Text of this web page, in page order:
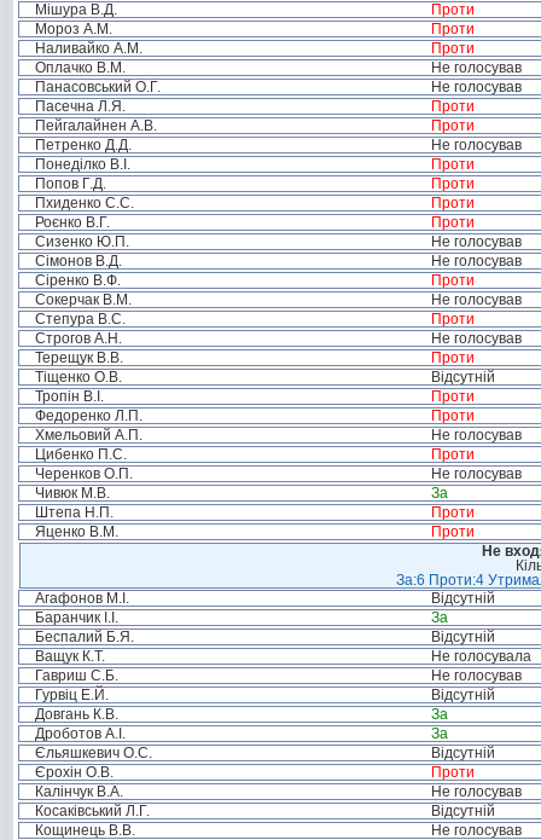
Мішура В.Д.
Проти
Мороз А.М.
Проти
Наливайко А.М.
Проти
Оплачко В.М.
Не голосував
Панасовський О.Г.
Не голосував
Пасечна Л.Я.
Проти
Пейгалайнен А.В.
Проти
Петренко Д.Д.
Не голосував
Понеділко В.І.
Проти
Попов Г.Д.
Проти
Пхиденко С.С.
Проти
Роєнко В.Г.
Проти
Сизенко Ю.П.
Не голосував
Сімонов В.Д.
Не голосував
Сіренко В.Ф.
Проти
Сокерчак В.М.
Не голосував
Степура В.С.
Проти
Строгов А.Н.
Не голосував
Терещук В.В.
Проти
Тіщенко О.В.
Відсутній
Тропін В.І.
Проти
Федоренко Л.П.
Проти
Хмельовий А.П.
Не голосував
Цибенко П.С.
Проти
Черенков О.П.
Не голосував
Чивюк М.В.
За
Штепа Н.П.
Проти
Яценко В.М.
Проти
Не
За:6 Проти:4
Агафонов М.І.
Відсутній
Баранчик І.І.
За
Беспалий Б.Я.
Відсутній
Ващук К.Т.
Не голосувала
Гавриш С.Б.
Не голосував
Гурвіц Е.Й.
Відсутній
Довгань К.В.
За
Дроботов А.І.
За
Єльяшкевич О.С.
Відсутній
Єрохін О.В.
Проти
Калінчук В.А.
Не голосував
Косаківський Л.Г.
Відсутній
Кощинець В.В.
Не голосував